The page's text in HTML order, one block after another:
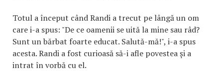
Totul a început când Randi a trecut pe lângă un om
care i-a spus: "De ce oamenii se uită la mine sau râd?
Sunt un bărbat foarte educat. Salută-mă!", i-a spus
acesta. Randi a fost curioasă să-i afle povestea și a
intrat în vorbă cu el.